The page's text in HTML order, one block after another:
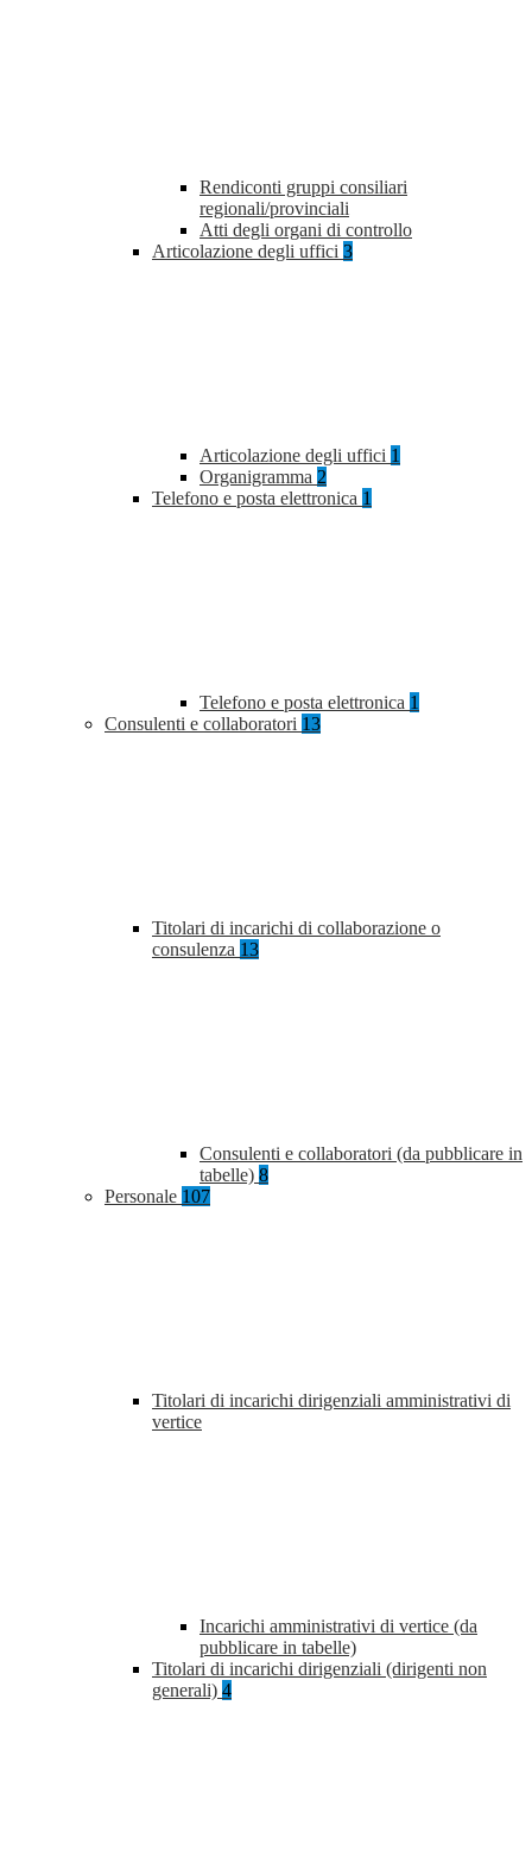
Rendiconti gruppi consiliari
regionali/provinciali
Atti degli organi di controllo
Articolazione degli uffici 3
Articolazione degli uffici 1
Organigramma 2
Telefono e posta elettronica 1
Telefono e posta elettronica 1
Consulenti e collaboratori 13
Titolari di incarichi di collaborazione o
consulenza 13
Consulenti e collaboratori (da pubblicare in
tabelle) 8
Personale 107
Titolari di incarichi dirigenziali amministrativi di
vertice
Incarichi amministrativi di vertice (da
pubblicare in tabelle)
Titolari di incarichi dirigenziali (dirigenti non
generali) 4